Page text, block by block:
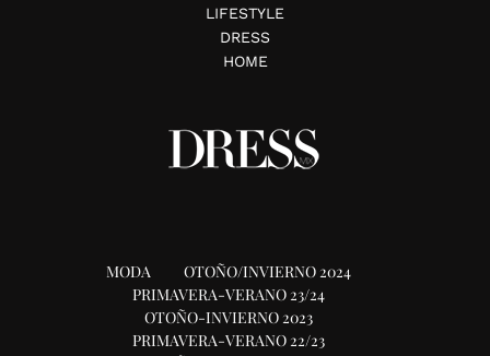
LIFESTYLE
DRESS
HOME
MODA
OTOÑO/INVIERNO 2024
PRIMAVERA-VERANO 23/24
OTOÑO-INVIERNO 2023
PRIMAVERA-VERANO 22/23